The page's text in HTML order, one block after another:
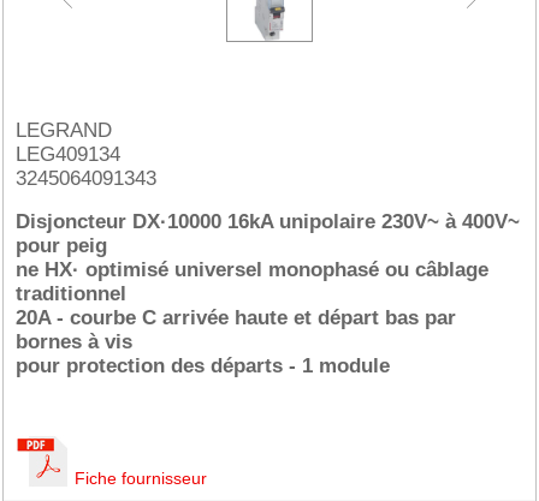
LEGRAND
LEG409134
3245064091343
Disjoncteur DX·10000 16kA unipolaire 230V~ à 400V~
pour peig
ne HX· optimisé universel monophasé ou câblage
traditionnel
20A - courbe C arrivée haute et départ bas par
bornes à vis
pour protection des départs - 1 module
Fiche fournisseur